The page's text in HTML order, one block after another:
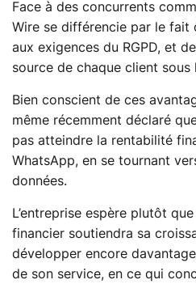
Face à des concurrents
Wire se différencie par le fait
aux exigences du RGPD, et
source de chaque client sous
Bien conscient de ces
même récemment déclaré
pas atteindre la rentabilité
WhatsApp, en se tournant
données.
L’entreprise espère plutôt
financier soutiendra sa
développer encore
de son service, en ce qui